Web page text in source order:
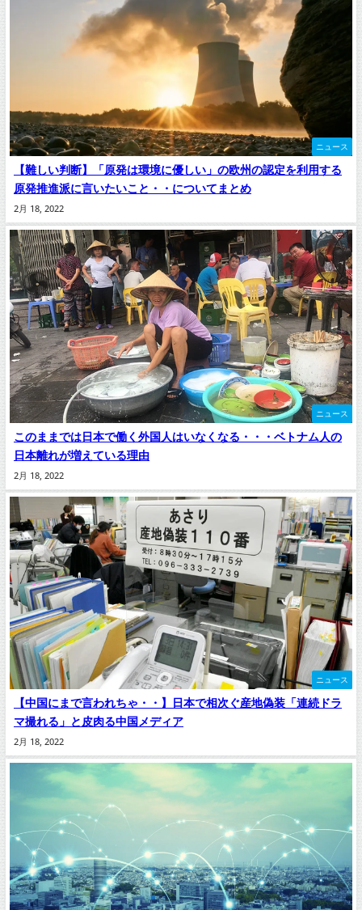
ニュース
【難しい判断】「原発は環境に優しい」の欧州の認定を利用する
原発推進派に言いたいこと・・についてまとめ
2月 18, 2022
ニュース
このままでは日本で働く外国人はいなくなる・・・ベトナム人の
日本離れが増えている理由
2月 18, 2022
ニュース
【中国にまで言われちゃ・・】日本で相次ぐ産地偽装「連続ドラ
マ撮れる」と皮肉る中国メディア
2月 18, 2022